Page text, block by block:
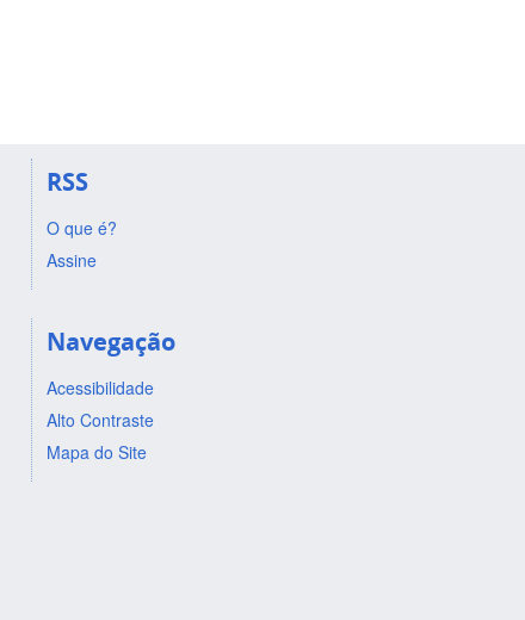
RSS
O que é?
Assine
Navegação
Acessibilidade
Alto Contraste
Mapa do Site